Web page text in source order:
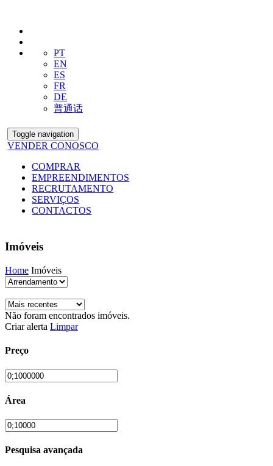
PT
EN
ES
FR
DE
普通话
Toggle navigation
VENDER CONOSCO
COMPRAR
EMPREENDIMENTOS
RECRUTAMENTO
SERVIÇOS
CONTACTOS
Imóveis
Home Imóveis
Não foram encontrados imóveis.
Criar alerta Limpar
Preço
Área
Pesquisa avançada